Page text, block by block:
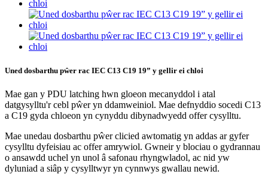
Uned dosbarthu pŵer rac IEC C13 C19 19” y gellir ei chloi
Mae gan y PDU latching hwn gloeon mecanyddol i atal
datgysylltu'r cebl pŵer yn ddamweiniol. Mae defnyddio socedi C13
a C19 gyda chloeon yn cynyddu dibynadwyedd offer cysylltu.
Mae unedau dosbarthu pŵer clicied awtomatig yn addas ar gyfer
cysylltu dyfeisiau ac offer amrywiol. Gwneir y blociau o gydrannau
o ansawdd uchel yn unol â safonau rhyngwladol, ac nid yw
dyluniad a siâp y cysylltwyr yn cynnwys gwallau newid.